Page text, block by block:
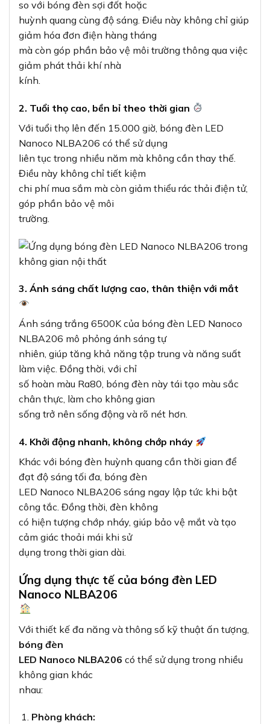
so với bóng đèn sợi đốt hoặc
huỳnh quang cùng độ sáng. Điều này không chỉ giúp
giảm hóa đơn điện hàng tháng
mà còn góp phần bảo vệ môi trường thông qua việc
giảm phát thải khí nhà
kính.
2. Tuổi thọ cao, bền bỉ theo thời gian
Với tuổi thọ lên đến 15.000 giờ, bóng đèn LED
Nanoco NLBA206 có thể sử dụng
liên tục trong nhiều năm mà không cần thay thế.
Điều này không chỉ tiết kiệm
chi phí mua sắm mà còn giảm thiểu rác thải điện tử,
góp phần bảo vệ môi
trường.
3. Ánh sáng chất lượng cao, thân thiện với mắt
Ánh sáng trắng 6500K của bóng đèn LED Nanoco
NLBA206 mô phỏng ánh sáng tự
nhiên, giúp tăng khả năng tập trung và năng suất
làm việc. Đồng thời, với chỉ
số hoàn màu Ra80, bóng đèn này tái tạo màu sắc
chân thực, làm cho không gian
sống trở nên sống động và rõ nét hơn.
4. Khởi động nhanh, không chớp nháy
Khác với bóng đèn huỳnh quang cần thời gian để
đạt độ sáng tối đa, bóng đèn
LED Nanoco NLBA206 sáng ngay lập tức khi bật
công tắc. Đồng thời, đèn không
có hiện tượng chớp nháy, giúp bảo vệ mắt và tạo
cảm giác thoải mái khi sử
dụng trong thời gian dài.
Ứng dụng thực tế của bóng đèn LED
Nanoco NLBA206
Với thiết kế đa năng và thông số kỹ thuật ấn tượng,
bóng đèn
LED Nanoco NLBA206 có thể sử dụng trong nhiều
không gian khác
nhau:
Phòng khách: